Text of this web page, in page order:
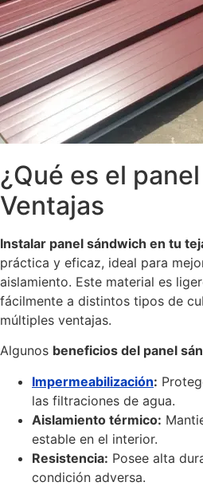
¿Qué es el
Ventajas
Instalar panel sándwich en tu
práctica y eficaz, ideal para
aislamiento. Este material es
fácilmente a distintos tipos de
múltiples ventajas.
Algunos beneficios del panel
Impermeabilización:
las filtraciones de agua.
Aislamiento térmico:
estable en el interior.
Resistencia: Posee alta
condición adversa.